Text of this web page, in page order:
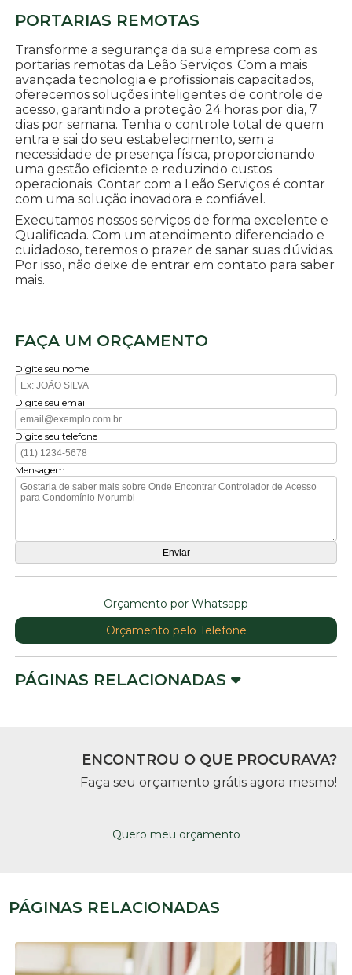
PORTARIAS REMOTAS
Transforme a segurança da sua empresa com as
portarias remotas da Leão Serviços. Com a mais
avançada tecnologia e profissionais capacitados,
oferecemos soluções inteligentes de controle de
acesso, garantindo a proteção 24 horas por dia, 7
dias por semana. Tenha o controle total de quem
entra e sai do seu estabelecimento, sem a
necessidade de presença física, proporcionando
uma gestão eficiente e reduzindo custos
operacionais. Contar com a Leão Serviços é contar
com uma solução inovadora e confiável.
Executamos nossos serviços de forma excelente e
Qualificada. Com um atendimento diferenciado e
cuidadoso, teremos o prazer de sanar suas dúvidas.
Por isso, não deixe de entrar em contato para saber
mais.
FAÇA UM ORÇAMENTO
Digite seu nome
Digite seu email
Digite seu telefone
Mensagem
Orçamento por Whatsapp
Orçamento pelo Telefone
PÁGINAS RELACIONADAS
ENCONTROU O QUE PROCURAVA?
Faça seu orçamento grátis agora mesmo!
Quero meu orçamento
PÁGINAS RELACIONADAS